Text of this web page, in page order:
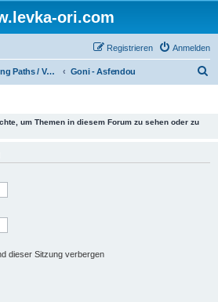
ori.com
Anmelden
Registrieren
Connecting Paths / Verbindungswege Goni - Asfendou
um Themen in diesem Forum zu sehen oder zu
dieser Sitzung verbergen